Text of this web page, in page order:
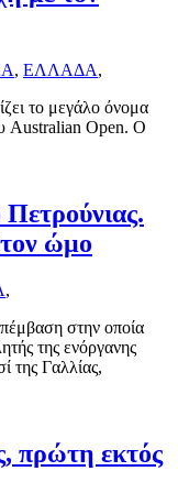
, ΕΛΛΑΔΑ,
το μεγάλο όνομα
Australian Open. Ο
Πετρούνιας.
ώμο
,
στην οποία
της ενόργανης
της Γαλλίας,
πρώτη εκτός